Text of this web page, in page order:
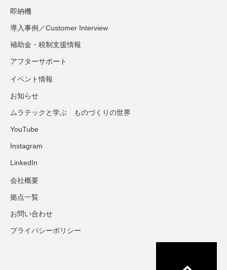
即納機
導入事例／Customer Interview
補助金・税制支援情報
アフターサポート
イベント情報
お知らせ
ムラテックと学ぶ ものづくりの世界
YouTube
Instagram
LinkedIn
会社概要
拠点一覧
お問い合わせ
プライバシーポリシー